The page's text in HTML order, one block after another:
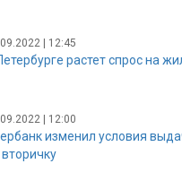
| 12:45
растет спрос на
| 12:00
изменил условия